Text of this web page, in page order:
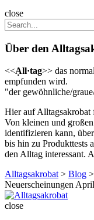
Search
close
Search
for:
Über den
<<Ạll·tag>> das
empfunden wird.
"der gewöhnliche/
Hier auf Alltagsakrobat
Von kleinen und
identifizieren kann,
bis hin zu Produkttests
den Alltag interessant.
Alltagsakrobat> Blog >
Neuerscheinungen
close